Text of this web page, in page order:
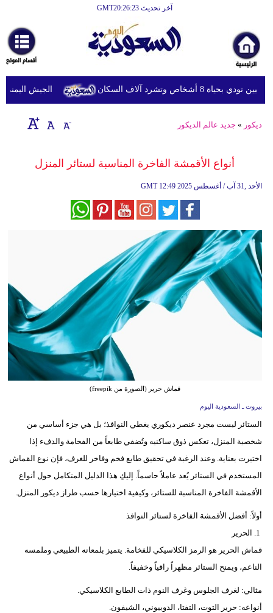
آخر تحديث GMT20:26:23
أخبارعاجلة
رياضة
ثقافة
إقتصاد
وموسيقى
ديكور
أخبار
إعلام
علوم
وتكنولوجيا
بيئة
الجيش اليمني يعلن مقتل 7 وإصابة 30 في هجوم وتشرد آلاف السكان
ديكور » جديد عالم الديكور
أنواع الأقمشة الفاخرة المناسبة لستائر المنزل
GMT 12:49 2025 الأحد ,31 آب / أغسطس
قماش حرير (الصورة من freepik)
بيروت ـ السعودية اليوم
الستائر ليست مجرد عنصر ديكوري يغطي النوافذ؛ بل هي جزء أساسي من
شخصية المنزل، تعكس ذوق ساكنيه وتُضفي طابعاً من الفخامة والدفء إذا
اختيرت بعناية. وعند الرغبة في تحقيق طابع فخم وفاخر للغرف، فإن نوع القماش
المستخدم في الستائر يُعد عاملاً حاسماً. إليكِ هذا الدليل المتكامل حول أنواع
الأقمشة الفاخرة المناسبة للستائر، وكيفية اختيارها حسب طراز ديكور المنزل.
أولاً: أفضل الأقمشة الفاخرة لستائر النوافذ
قماش الحرير هو الرمز الكلاسيكي للفخامة. يتميز بلمعانه الطبيعي وملمسه
الناعم، ويمنح الستائر مظهراً راقياً وخفيفاً.
مثالي: لغرف الجلوس وغرف النوم ذات الطابع الكلاسيكي.
أنواعه: حرير التوت، التفتا، الدوبيوني، الشيفون.